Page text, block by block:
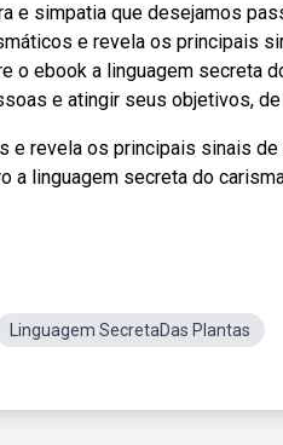
e simpatia que desejamos
e revela os principais
o ebook a linguagem secreta
e atingir seus objetivos,
e revela os principais sinais de
a linguagem secreta do
Linguagem SecretaDas Plantas